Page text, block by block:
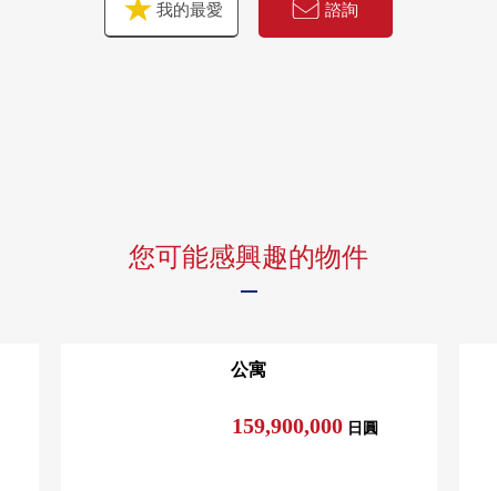
▪ 地方自治團體房(T棟1樓)
▪ 酒吧休息室(T棟48樓)其他
我的最愛 諮詢
您可能感興趣的物件
公寓
159,900,000 日圓